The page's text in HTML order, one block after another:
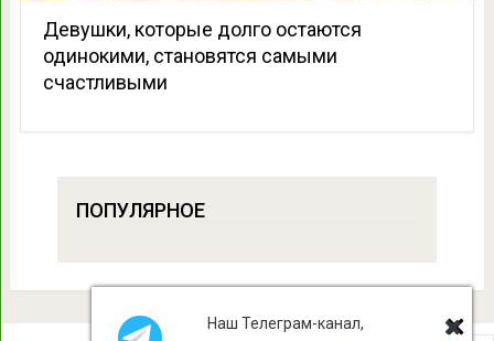
Девушки, которые долго остаются
одинокими, становятся самыми
счастливыми
ПОПУЛЯРНОЕ
Наш Телеграм-канал,